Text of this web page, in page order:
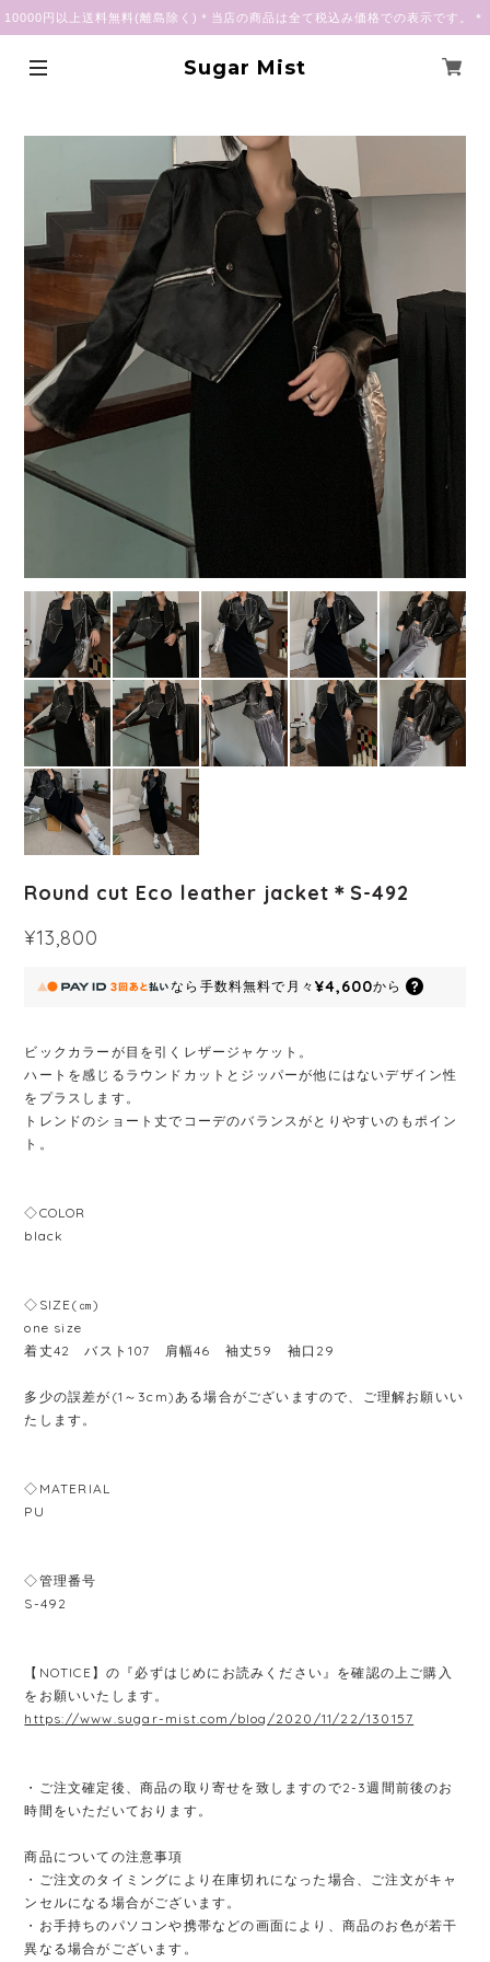
10000円以上送料無料(離島除く)＊当店の商品は全て税込み価格での表示です。＊
Sugar Mist
Round cut Eco leather jacket＊S-492
¥13,800
なら 手数料無料で 月々 ¥4,600から
ビックカラーが目を引くレザージャケット。
ハートを感じるラウンドカットとジッパーが他にはないデザイン性
をプラスします。
トレンドのショート丈でコーデのバランスがとりやすいのもポイン
ト。
◇COLOR
black
◇SIZE(㎝)
one size
着丈42 バスト107 肩幅46 袖丈59 袖口29
多少の誤差が(1～3cm)ある場合がございますので、ご理解お願いい
たします。
◇MATERIAL
PU
◇管理番号
S-492
【NOTICE】の『必ずはじめにお読みください』を確認の上ご購入
をお願いいたします。
https://www.sugar-mist.com/blog/2020/11/22/130157
・ご注文確定後、商品の取り寄せを致しますので2-3週間前後のお
時間をいただいております。
商品についての注意事項
・ご注文のタイミングにより在庫切れになった場合、ご注文がキャ
ンセルになる場合がございます。
・お手持ちのパソコンや携帯などの画面により、商品のお色が若干
異なる場合がございます。